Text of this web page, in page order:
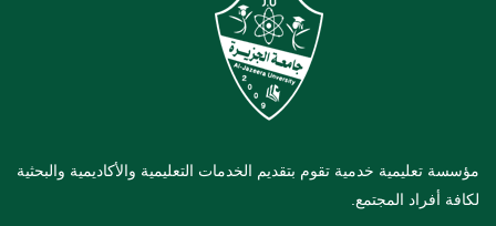
مؤسسة تعليمية خدمية تقوم بتقديم الخدمات التعليمية والأكاديمية والبحثية
لكافة أفراد المجتمع.